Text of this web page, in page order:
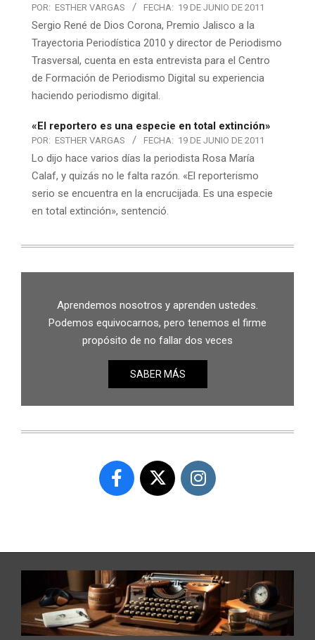
POR: ESTHER VARGAS FECHA: 19 DE JUNIO DE 2011
Sergio René de Dios Corona, Premio Jalisco a la
Trayectoria Periodística 2010 y director de Periodismo
Trasversal, cuenta en esta entrevista para el Centro
de Formación de Periodismo Digital su experiencia
haciendo periodismo digital.
«El reportero es una especie en total extinción»
POR: ESTHER VARGAS FECHA: 19 DE JUNIO DE 2011
Lo dijo hace varios días la periodista Rosa María
Calaf, y quizás no le falta razón. «El reporterismo
serio se encuentra en la encrucijada. Es una especie
en total extinción», sentenció.
Aprendemos nosotros y aprenden ustedes.
Podemos equivocarnos, pero tenemos el firme
propósito de no fallar dos veces
SABER MÁS